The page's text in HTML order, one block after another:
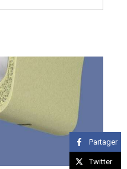
Partager
Twitter